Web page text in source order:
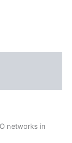
networks in